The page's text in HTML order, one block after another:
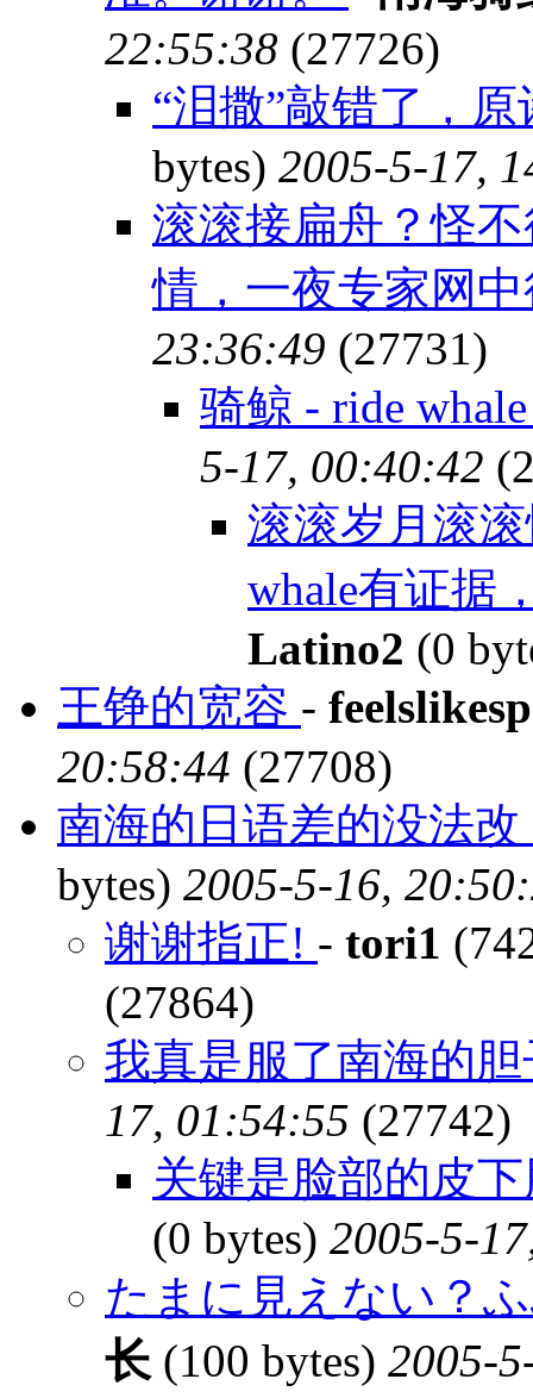
22:55:38 (27726)
“泪撒”敲错了，
bytes) 2005-5-17,
滚滚接扁舟？怪
情，一夜专家网
23:36:49 (27731)
骑鲸 - ride
5-17, 00:40:42
滚滚岁月滚
whale有证据
Latino2 (0
王铮的宽容 -
20:58:44 (27708)
南海的日语差的没法
bytes) 2005-5-16,
谢谢指正! - tori1
(27864)
我真是服了南海的
17, 01:54:55 (27742)
关键是脸部的皮
(0 bytes) 2005-5-
たまに見えない？
长 (100 bytes) 2005-